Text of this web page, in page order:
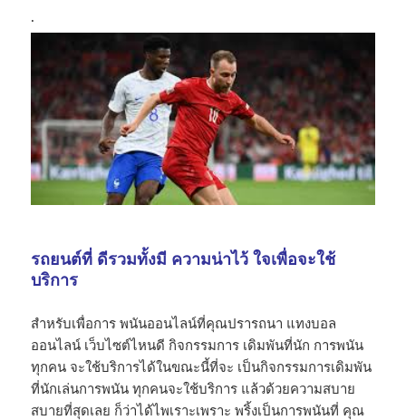
.
รถยนต์ที่ ดีรวมทั้งมี ความน่าไว้ ใจเพื่อจะใช้
บริการ
สำหรับเพื่อการ พนันออนไลน์ที่คุณปรารถนา แทง​บอล​
ออนไลน์​ เว็บไซต์​ไหนดี​ กิจกรรมการ เดิมพันที่นัก การพนัน
ทุกคน จะใช้บริการได้ในขณะนี้ที่จะ เป็นกิจกรรมการเดิมพัน
ที่นักเล่นการพนัน ทุกคนจะใช้บริการ แล้วด้วยความสบาย
สบายที่สุดเลย ก็ว่าได้ไพเราะเพราะ พริ้งเป็นการพนันที่ คุณ